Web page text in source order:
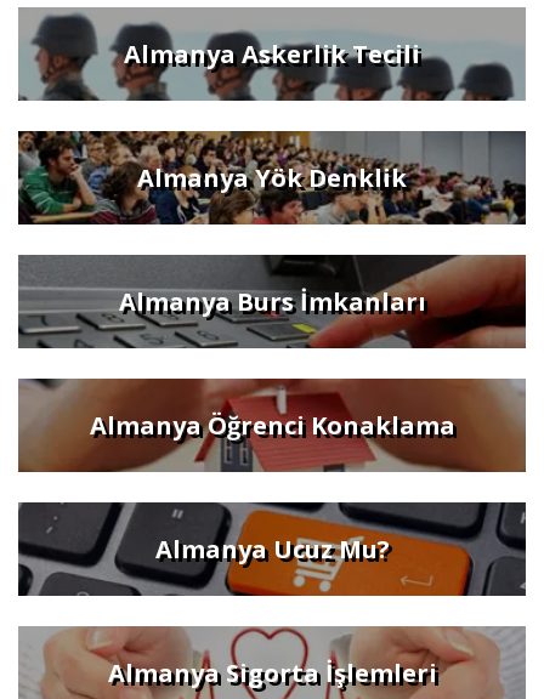
Almanya Askerlik Tecili
Almanya Yök Denklik
Almanya Burs İmkanları
Almanya Öğrenci Konaklama
Almanya Ucuz Mu?
Almanya Sigorta İşlemleri